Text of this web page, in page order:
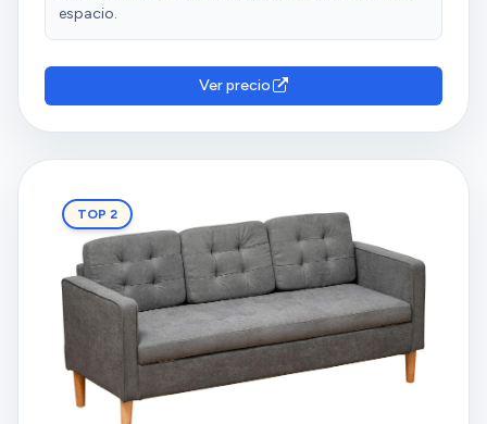
espacio.
Ver precio
TOP 2